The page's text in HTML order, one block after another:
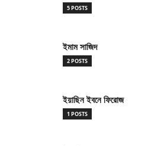
5 POSTS
ইমাম সাজিদ
2 POSTS
ইয়াছিন ইবনে ফিরোজ
1 POSTS